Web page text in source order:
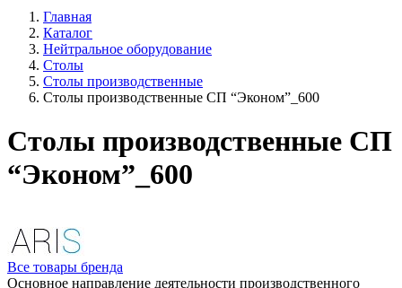
Главная
Каталог
Нейтральное оборудование
Столы
Столы производственные
Столы производственные СП “Эконом”_600
Столы производственные СП
“Эконом”_600
Все товары бренда
Основное направление деятельности производственного